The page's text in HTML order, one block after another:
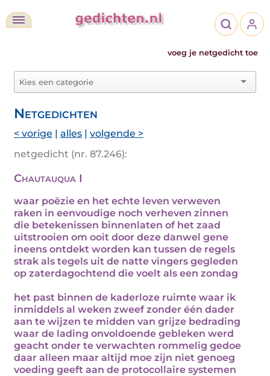
voeg je netgedicht toe
Netgedichten
< vorige | alles | volgende >
netgedicht (nr. 87.246):
Chautauqua I
waar poëzie en het echte leven verweven
raken in eenvoudige noch verheven zinnen
die betekenissen binnenlaten of het zaad
uitstrooien om ooit door deze danwel gene
ineens ontdekt worden kan tussen de regels
strak als tegels uit de natte vingers gegleden
op zaterdagochtend die voelt als een zondag
het past binnen de kaderloze ruimte waar ik
inmiddels al weken zweef zonder één dader
aan te wijzen te midden van grijze bedrading
waar de lading onvoldoende gebleken werd
geacht onder te verwachten rommelig gedoe
daar alleen maar altijd moe zijn niet genoeg
voeding geeft aan de protocollaire systemen